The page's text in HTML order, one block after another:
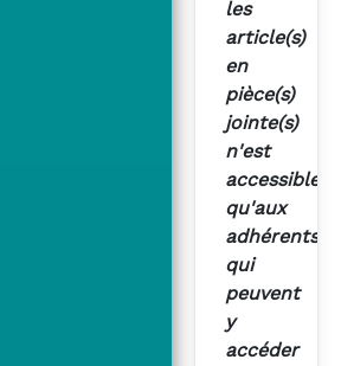
les
article(s)
en
pièce(s)
jointe(s)
n'est
accessible
qu'aux
adhérents
qui
peuvent
y
accéder